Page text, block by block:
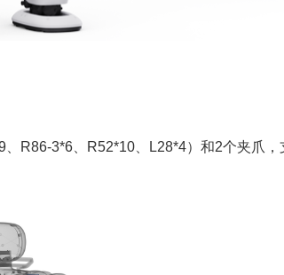
R86-3*6、R52*10、L28*4）和2个夹爪，